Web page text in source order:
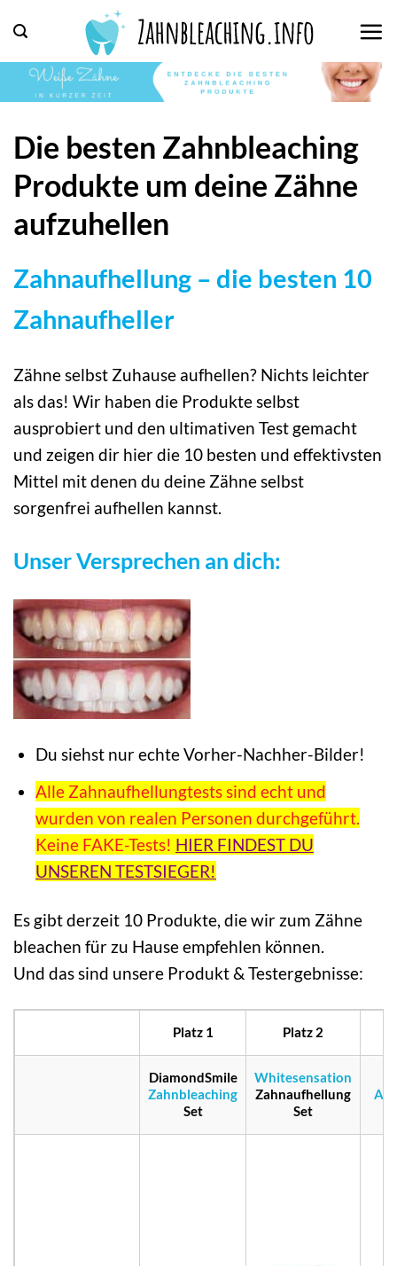
Inhalt
springen
Die besten Zahnbleaching
Produkte um deine Zähne
aufzuhellen
Zahnaufhellung – die besten 10
Zahnaufheller
Zähne selbst Zuhause aufhellen? Nichts leichter
als das! Wir haben die Produkte selbst
ausprobiert und den ultimativen Test gemacht
und zeigen dir hier die 10 besten und effektivsten
Mittel mit denen du deine Zähne selbst
sorgenfrei aufhellen kannst.
Unser Versprechen an dich:
Du siehst nur echte Vorher-Nachher-Bilder!
Alle Zahnaufhellungtests sind echt und
wurden von realen Personen durchgeführt.
Keine FAKE-Tests! HIER FINDEST DU
UNSEREN TESTSIEGER!
Es gibt derzeit 10 Produkte, die wir zum Zähne
bleachen für zu Hause empfehlen können.
Und das sind unsere Produkt & Testergebnisse:
Platz 1 Platz 2
DiamondSmile
Zahnbleaching
Set
Whitesensation
Zahnaufhellung
Set